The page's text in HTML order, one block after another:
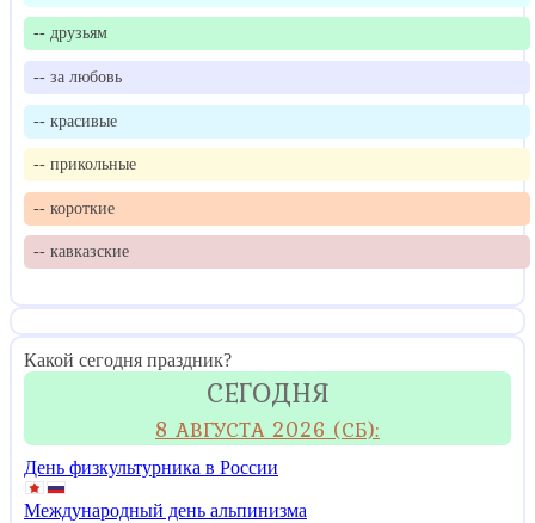
-- друзьям
-- за любовь
-- красивые
-- прикольные
-- короткие
-- кавказские
Какой сегодня праздник?
СЕГОДНЯ
8 АВГУСТА 2026 (СБ):
День физкультурника в России
Международный день альпинизма